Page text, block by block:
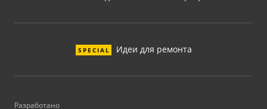
SPECIAL Идеи для ремонта
Разработано